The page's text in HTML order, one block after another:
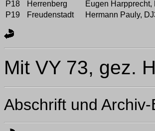
P18
Herrenberg
Eugen Harpprecht,
P19
Freudenstadt Hermann Pauly,
Mit VY 73, gez.
Abschrift und